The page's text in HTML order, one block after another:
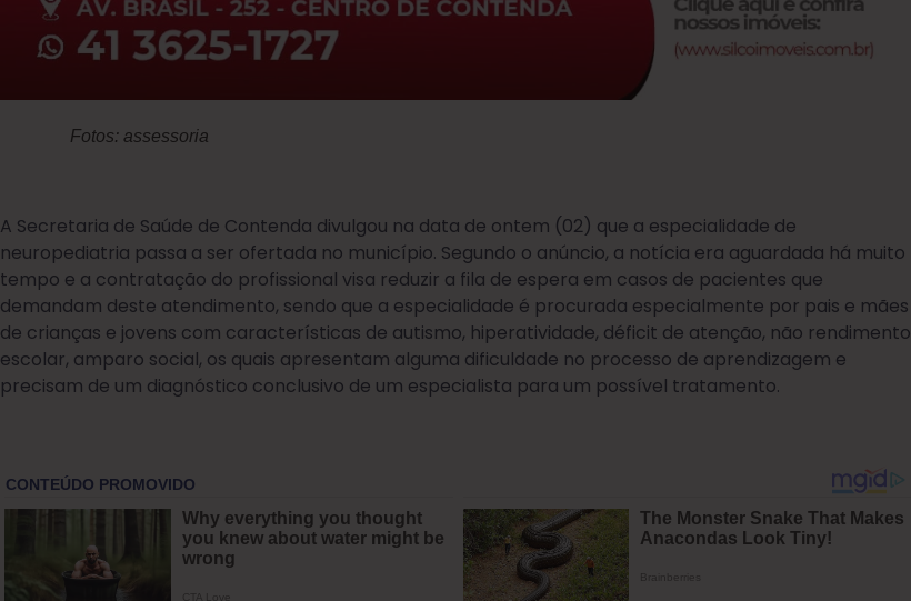
Fotos: assessoria
A Secretaria de Saúde de Contenda divulgou na data de ontem (02) que a especialidade de
neuropediatria passa a ser ofertada no município. Segundo o anúncio, a notícia era aguardada há muito
tempo e a contratação do profissional visa reduzir a fila de espera em casos de pacientes que
demandam deste atendimento, sendo que a especialidade é procurada especialmente por pais e mães
de crianças e jovens com características de autismo, hiperatividade, déficit de atenção, não rendimento
escolar, amparo social, os quais apresentam alguma dificuldade no processo de aprendizagem e
precisam de um diagnóstico conclusivo de um especialista para um possível tratamento.